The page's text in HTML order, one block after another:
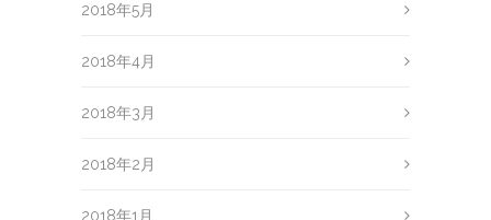
2018年5月
2018年4月
2018年3月
2018年2月
2018年1月